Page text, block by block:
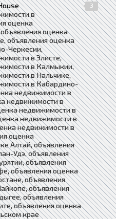
3
в
оценка
оценка
объявления оценка
Черкесии,
в Элисте,
в Калмыкии,
в Нальчике,
в Кабардино-
недвижимости в
недвижимости в
недвижимости в
недвижимости в
недвижимости в
оценка
Алтай, объявления
Удэ, объявления
объявления
объявления оценка
объявления
объявления
объявления
объявления оценка
крае